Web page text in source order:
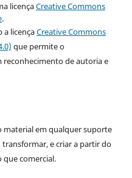
licençaCreative Commons
.
a licençaCreative Commons
que permite o
de autoria e
em qualquer suporte
e criar a partir do
que comercial.